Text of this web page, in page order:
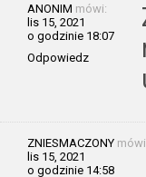
ANONIM mówi:
lis 15, 2021
o godzinie 18:07
Odpowiedz
ZNIESMACZONY
lis 15, 2021
o godzinie 14:58